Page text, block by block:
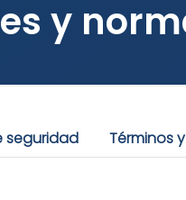
y
seguridad Términos